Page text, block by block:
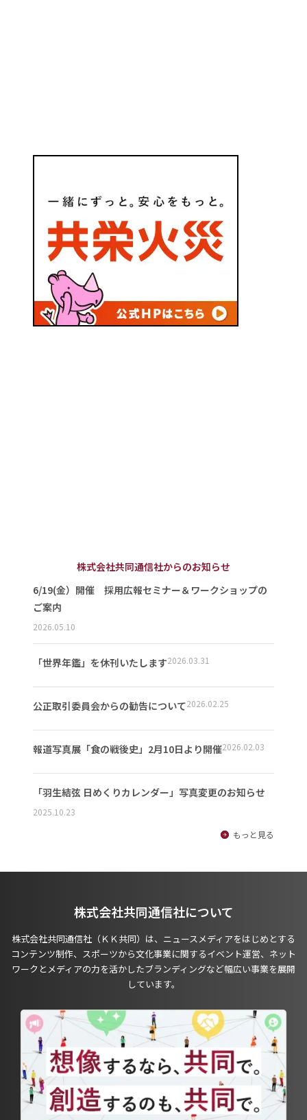
株式会社共同通信社からのお知らせ
6/19(金）開催 採用広報セミナー＆ワークショップの
ご案内
2026.05.10
「世界年鑑」を休刊いたします2026.03.31
公正取引委員会からの勧告について2026.02.25
報道写真展「食の戦後史」2月10日より開催2026.02.03
「羽生結弦 日めくりカレンダー」写真変更のお知らせ
2025.10.23
もっと見る
株式会社共同通信社について
株式会社共同通信社（ＫＫ共同）は、ニュースメディアをはじめとする
コンテンツ制作、スポーツから文化事業に関するイベント運営、ネット
ワークとメディアの力を活かしたブランディングなど幅広い事業を展開
しています。